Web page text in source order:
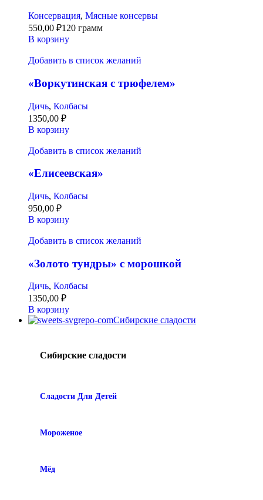
Консервация, Мясные консервы
550,00 ₽120 грамм
В корзину
Добавить в список желаний
«Воркутинская с трюфелем»
Дичь, Колбасы
1350,00 ₽
В корзину
Добавить в список желаний
«Елисеевская»
Дичь, Колбасы
950,00 ₽
В корзину
Добавить в список желаний
«Золото тундры» с морошкой
Дичь, Колбасы
1350,00 ₽
В корзину
Сибирские сладости
Сибирские сладости
Сладости Для Детей
Мороженое
Мёд